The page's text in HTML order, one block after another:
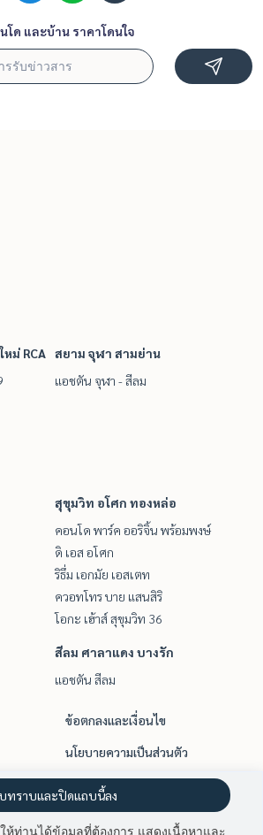
ด และบ้าน ราคาโดนใจ
ม่ RCA สยาม จุฬา สามย่าน
แอชตัน จุฬา - สีลม
สุขุมวิท อโศก ทองหล่อ
คอนโด พาร์ค ออริจิ้น พร้อมพงษ์
ดิ เอส อโศก
ริธึ่ม เอกมัย เอสเตท
ควอทโทร บาย แสนสิริ
โอกะ เฮ้าส์ สุขุมวิท 36
สีลม ศาลาแดง บางรัก
แอชตัน สีลม
ข้อตกลงและเงื่อนไข
นโยบายความเป็นส่วนตัว
เกี่ยวกับเรา
วิธีการฝากขาย-เช่า
ให้ท่านได้ข้อมูลที่ต้องการ แสดงเนื้อหาและ
ทราบและปิดแถบนี้ลง